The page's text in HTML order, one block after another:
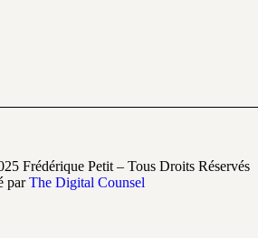
Frédérique Petit – Tous Droits Réservés
parThe Digital Counsel